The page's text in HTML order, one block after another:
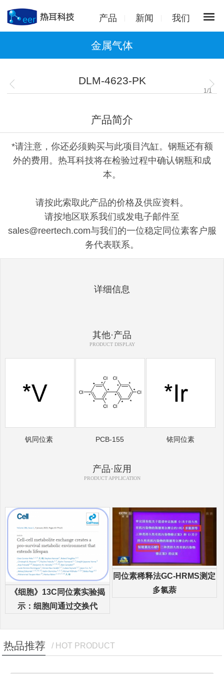
产品 新闻 我们
金属气体
DLM-4623-PK
1 /1
产品简介
*请注意，你还必须购买与此项目汽缸。钢瓶还有额
外的费用。热耳科技将在检验过程中确认钢瓶和成
本。
请按此索取此产品的价格及供应资料。
请按地区联系我们或发电子邮件至
sales@reertech.com与我们的一位稳定同位素客户服
务代表联系。
详细信息
其他·产品
PRODUCT DISPLAY
钒同位素 PCB-155 铱同位素
产品·应用
PRODUCT APPLICATION
《细胞》13C同位素实验揭
示：细胞间通过交换代
同位素稀释法GC-HRMS测定
多氯萘
热品推荐 / HOT PRODUCT